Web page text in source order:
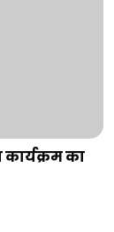
कार्यक्रम का